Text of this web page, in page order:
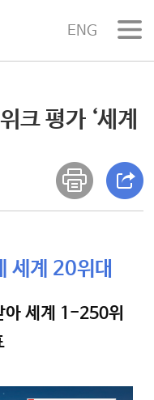
ENG
크 평가 ‘세계
세계 20위대
아 세계 1-250위